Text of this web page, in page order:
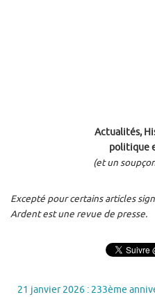
Actualités,
politique
(et un
Excepté pour certains articles
Ardent est une revue de presse.
21 janvier 2026 : 233ème